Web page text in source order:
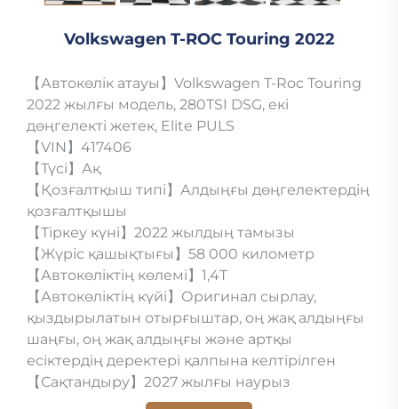
Volkswagen T-ROC Touring 2022
【Автокөлік атауы】Volkswagen T-Roc Touring
2022 жылғы модель, 280TSI DSG, екі
дөңгелекті жетек, Elite PULS
【VIN】417406
【Түсі】Ақ
【Қозғалтқыш типі】Алдыңғы дөңгелектердің
қозғалтқышы
【Тіркеу күні】2022 жылдың тамызы
【Жүріс қашықтығы】58 000 километр
【Автокөліктің көлемі】1,4T
【Автокөліктің күйі】Оригинал сырлау,
қыздырылатын отырғыштар, оң жақ алдыңғы
шаңғы, оң жақ алдыңғы және артқы
есіктердің деректері қалпына келтірілген
【Сақтандыру】2027 жылғы наурыз